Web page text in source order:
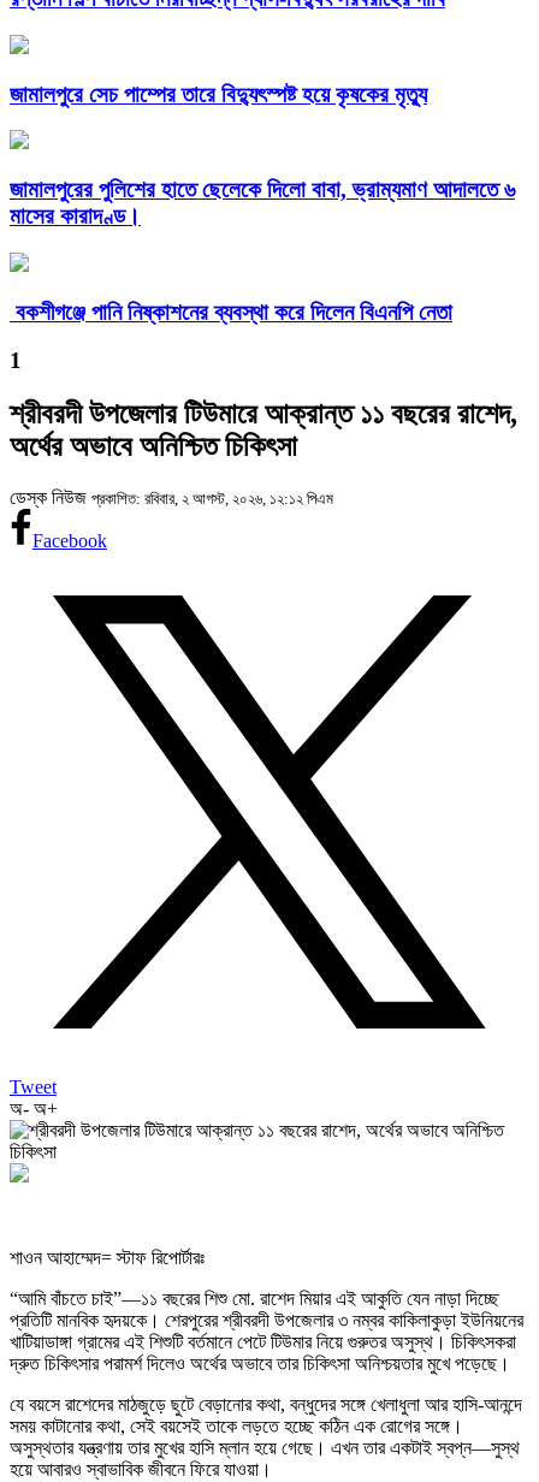
জামালপুরে সেচ পাম্পের তারে বিদ্যুৎস্পষ্ট হয়ে কৃষকের মৃত্যু
জামালপুরের পুলিশের হাতে ছেলেকে দিলো বাবা, ভ্রাম্যমাণ আদালতে ৬
মাসের কারাদণ্ড।
বকশীগঞ্জে পানি নিষ্কাশনের ব্যবস্থা করে দিলেন বিএনপি নেতা
1
শ্রীবরদী উপজেলার টিউমারে আক্রান্ত ১১ বছরের রাশেদ,
অর্থের অভাবে অনিশ্চিত চিকিৎসা
ডেস্ক নিউজ প্রকাশিত: রবিবার, ২ আগস্ট, ২০২৬, ১২:১২ পিএম
Facebook
Tweet
অ- অ+
শাওন আহাম্মেদ= স্টাফ রিপোর্টারঃ
“আমি বাঁচতে চাই”—১১ বছরের শিশু মো. রাশেদ মিয়ার এই আকুতি যেন নাড়া দিচ্ছে
প্রতিটি মানবিক হৃদয়কে। শেরপুরের শ্রীবরদী উপজেলার ৩ নম্বর কাকিলাকুড়া ইউনিয়নের
খাটিয়াডাঙ্গা গ্রামের এই শিশুটি বর্তমানে পেটে টিউমার নিয়ে গুরুতর অসুস্থ। চিকিৎসকরা
দ্রুত চিকিৎসার পরামর্শ দিলেও অর্থের অভাবে তার চিকিৎসা অনিশ্চয়তার মুখে পড়েছে।
যে বয়সে রাশেদের মাঠজুড়ে ছুটে বেড়ানোর কথা, বন্ধুদের সঙ্গে খেলাধুলা আর হাসি-আনন্দে
সময় কাটানোর কথা, সেই বয়সেই তাকে লড়তে হচ্ছে কঠিন এক রোগের সঙ্গে।
অসুস্থতার যন্ত্রণায় তার মুখের হাসি ম্লান হয়ে গেছে। এখন তার একটাই স্বপ্ন—সুস্থ
হয়ে আবারও স্বাভাবিক জীবনে ফিরে যাওয়া।